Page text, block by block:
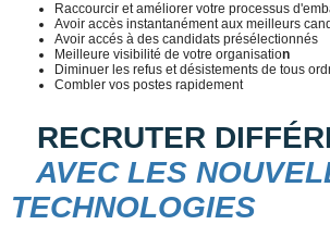
Raccourcir et améliorer votre processus
Avoir accès instantanément aux meilleurs
Avoir accés à des candidats présélectionnés
Meilleure visibilité de votre organisation
Diminuer les refus et désistements de tous
Combler vos postes rapidement
RECRUTER
AVEC LES
TECHNOLOGIES